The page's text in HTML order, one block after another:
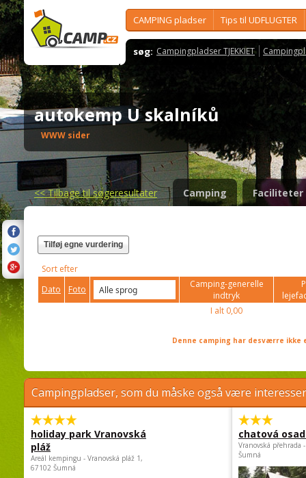
CAMPING pladser Tips til UDFLUGTER
søg: Campingpladser TJEKKIET
autokemp U skalníků
WWW sider
<<Tilbage til søgeresultater Camping Faciliteter
Tilføj egne vurdering
Sort efter
Dato
Foto
Camping-generelle
indtryk
I alt 0,00
Denne camping har desværre
Campingpladser, som du måske også være
holiday park Vranovská
pláž
Areál kempingu - Vranovská pláž 1,
67102 Šumná
chatová
Vranovská přehrada
Šumná